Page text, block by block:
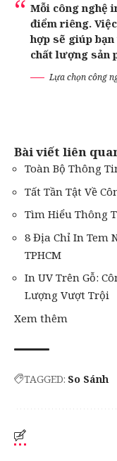
Mỗi công nghệ
điểm riêng.
hợp sẽ giúp
chất lượng sản
Lựa chọn công
Bài viết liên
Toàn Bộ Thông
Tất Tần Tật Về
Tìm Hiểu Thông
8 Địa Chỉ In Tem
TPHCM
In UV Trên Gỗ:
Lượng Vượt Trội
Xem thêm
TAGGED: So Sánh